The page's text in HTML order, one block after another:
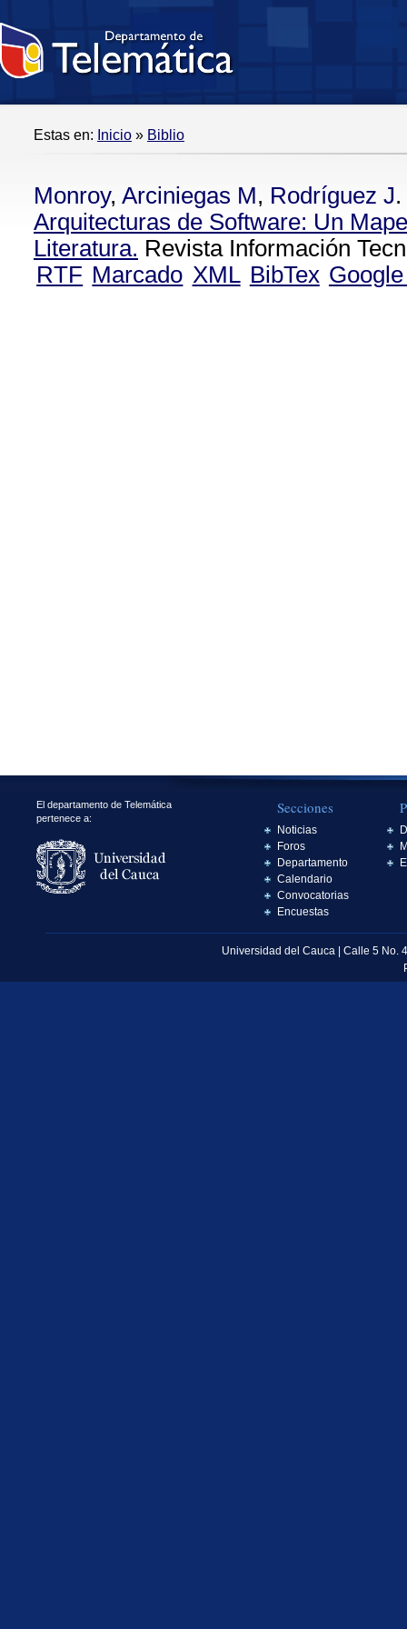
Estas en: Inicio » Biblio
Monroy, Arciniegas M, Rodríguez J.
Arquitecturas de Software: Un
Literatura. Revista Información
RTF Marcado XML BibTex
El departamento de Telemática
pertenece a:
Secciones
Noticias
Foros
Departamento
Calendario
Convocatorias
Encuestas
Universidad del Cauca | Calle 5 No.